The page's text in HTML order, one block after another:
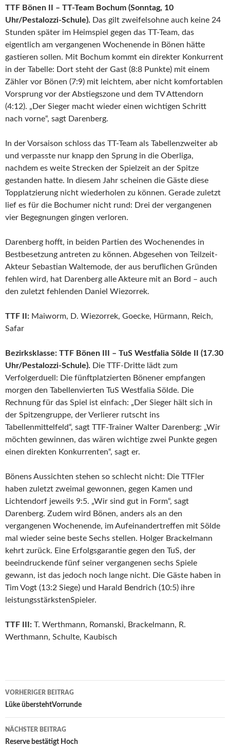
TTF Bönen II – TT-Team Bochum (Sonntag, 10
Uhr/Pestalozzi-Schule). Das gilt zweifelsohne auch keine 24
Stunden später im Heimspiel gegen das TT-Team, das
eigentlich am vergangenen Wochenende in Bönen hätte
gastieren sollen. Mit Bochum kommt ein direkter Konkurrent
in der Tabelle: Dort steht der Gast (8:8 Punkte) mit einem
Zähler vor Bönen (7:9) mit leichtem, aber nicht komfortablen
Vorsprung vor der Abstiegszone und dem TV Attendorn
(4:12). „Der Sieger macht wieder einen wichtigen Schritt
nach vorne“, sagt Darenberg.
In der Vorsaison schloss das TT-Team als Tabellenzweiter ab
und verpasste nur knapp den Sprung in die Oberliga,
nachdem es weite Strecken der Spielzeit an der Spitze
gestanden hatte. In diesem Jahr scheinen die Gäste diese
Topplatzierung nicht wiederholen zu können. Gerade zuletzt
lief es für die Bochumer nicht rund: Drei der vergangenen
vier Begegnungen gingen verloren.
Darenberg hofft, in beiden Partien des Wochenendes in
Bestbesetzung antreten zu können. Abgesehen von Teilzeit-
Akteur Sebastian Waltemode, der aus beruflichen Gründen
fehlen wird, hat Darenberg alle Akteure mit an Bord – auch
den zuletzt fehlenden Daniel Wiezorrek.
TTF II: Maiworm, D. Wiezorrek, Goecke, Hürmann, Reich,
Safar
Bezirksklasse: TTF Bönen III – TuS Westfalia Sölde II (17.30
Uhr/Pestalozzi-Schule). Die TTF-Dritte lädt zum
Verfolgerduell: Die fünftplatzierten Bönener empfangen
morgen den Tabellenvierten TuS Westfalia Sölde. Die
Rechnung für das Spiel ist einfach: „Der Sieger hält sich in
der Spitzengruppe, der Verlierer rutscht ins
Tabellenmittelfeld“, sagt TTF-Trainer Walter Darenberg: „Wir
möchten gewinnen, das wären wichtige zwei Punkte gegen
einen direkten Konkurrenten“, sagt er.
Bönens Aussichten stehen so schlecht nicht: Die TTFler
haben zuletzt zweimal gewonnen, gegen Kamen und
Lichtendorf jeweils 9:5. „Wir sind gut in Form“, sagt
Darenberg. Zudem wird Bönen, anders als an den
vergangenen Wochenende, im Aufeinandertreffen mit Sölde
mal wieder seine beste Sechs stellen. Holger Brackelmann
kehrt zurück. Eine Erfolgsgarantie gegen den TuS, der
beeindruckende fünf seiner vergangenen sechs Spiele
gewann, ist das jedoch noch lange nicht. Die Gäste haben in
Tim Vogt (13:2 Siege) und Harald Bendrich (10:5) ihre
leistungsstärkstenSpieler.
TTF III: T. Werthmann, Romanski, Brackelmann, R.
Werthmann, Schulte, Kaubisch
Beitrags-
Navigation
VORHERIGER BEITRAG
Lüke überstehtVorrunde
NÄCHSTER BEITRAG
Reserve bestätigt Hoch